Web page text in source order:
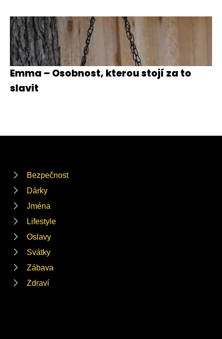
Emma – Osobnost, kterou stojí za to
slavit
Bezpečnost
Dárky
Jména
Lifestyle
Oslavy
Svátky
Zábava
Zdraví